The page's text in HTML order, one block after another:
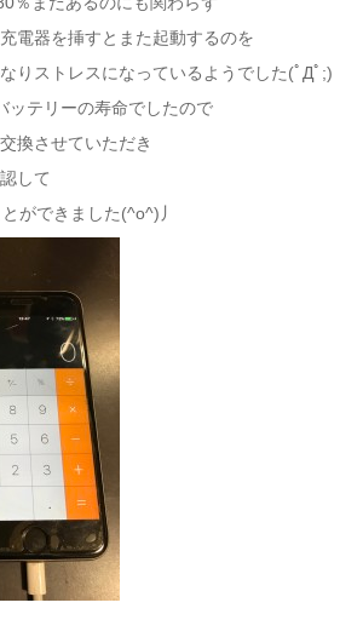
電器を挿すとまた起動するのを
りストレスになっているようでした(ﾟДﾟ;)
ッテリーの寿命でしたので
換させていただき
して
ができました(^o^)丿